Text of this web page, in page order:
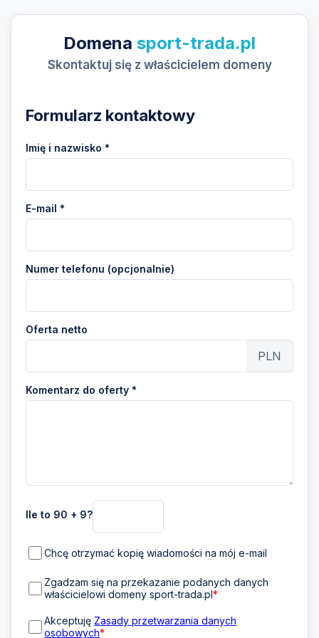
Domena sport-trada.pl
Skontaktuj się z właścicielem domeny
Formularz kontaktowy
Imię i nazwisko *
E-mail *
Numer telefonu (opcjonalnie)
Oferta netto
PLN
Komentarz do oferty *
Ile to 90 + 9?
Chcę otrzymać kopię wiadomości na mój e-mail
Zgadzam się na przekazanie podanych danych
właścicielowi domeny sport-trada.pl*
Akceptuję Zasady przetwarzania danych
osobowych*